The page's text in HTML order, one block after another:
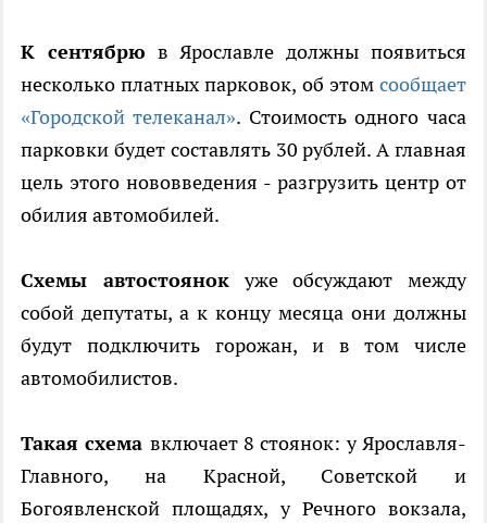
К сентябрю в Ярославле должны появиться
несколько платных парковок, об этом сообщает
«Городской телеканал». Стоимость одного часа
парковки будет составлять 30 рублей. А главная
цель этого нововведения - разгрузить центр от
обилия автомобилей.
Схемы автостоянокуже обсуждают между
собой депутаты, а к концу месяца они должны
будут подключить горожан, и в том числе
автомобилистов.
Такая схема включает 8 стоянок: у Ярославля-
Главного, на Красной, Советской и
Богоявленской площадях, у Речного вокзала,